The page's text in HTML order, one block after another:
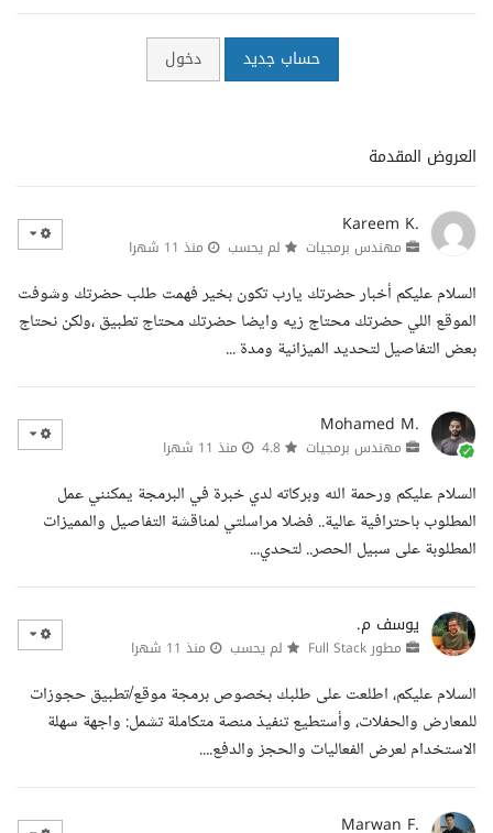
حساب جديد دخول
العروض المقدمة
Kareem K.
مهندس برمجيات لم يحسب منذ 11 شهرا
السلام عليكم أخبار حضرتك يارب تكون بخير فهمت طلب حضرتك وشوفت
الموقع اللي حضرتك محتاج زيه وايضا حضرتك محتاج تطبيق ،ولكن نحتاج
بعض التفاصيل لتحديد الميزانية ومدة ...
Mohamed M.
مهندس برمجيات منذ 11 شهرا
السلام عليكم ورحمة الله وبركاته لدي خبرة في البرمجة يمكنني عمل
المطلوب باحترافية عالية.. فضلا مراسلتي لمناقشة التفاصيل والمميزات
المطلوبة على سبيل الحصر.. لتحدي...
يوسف م.
مطور Full Stack لم يحسب منذ 11 شهرا
السلام عليكم، اطلعت على طلبك بخصوص برمجة موقع/تطبيق حجوزات
للمعارض والحفلات، وأستطيع تنفيذ منصة متكاملة تشمل: واجهة سهلة
الاستخدام لعرض الفعاليات والحجز والدفع....
Marwan F.